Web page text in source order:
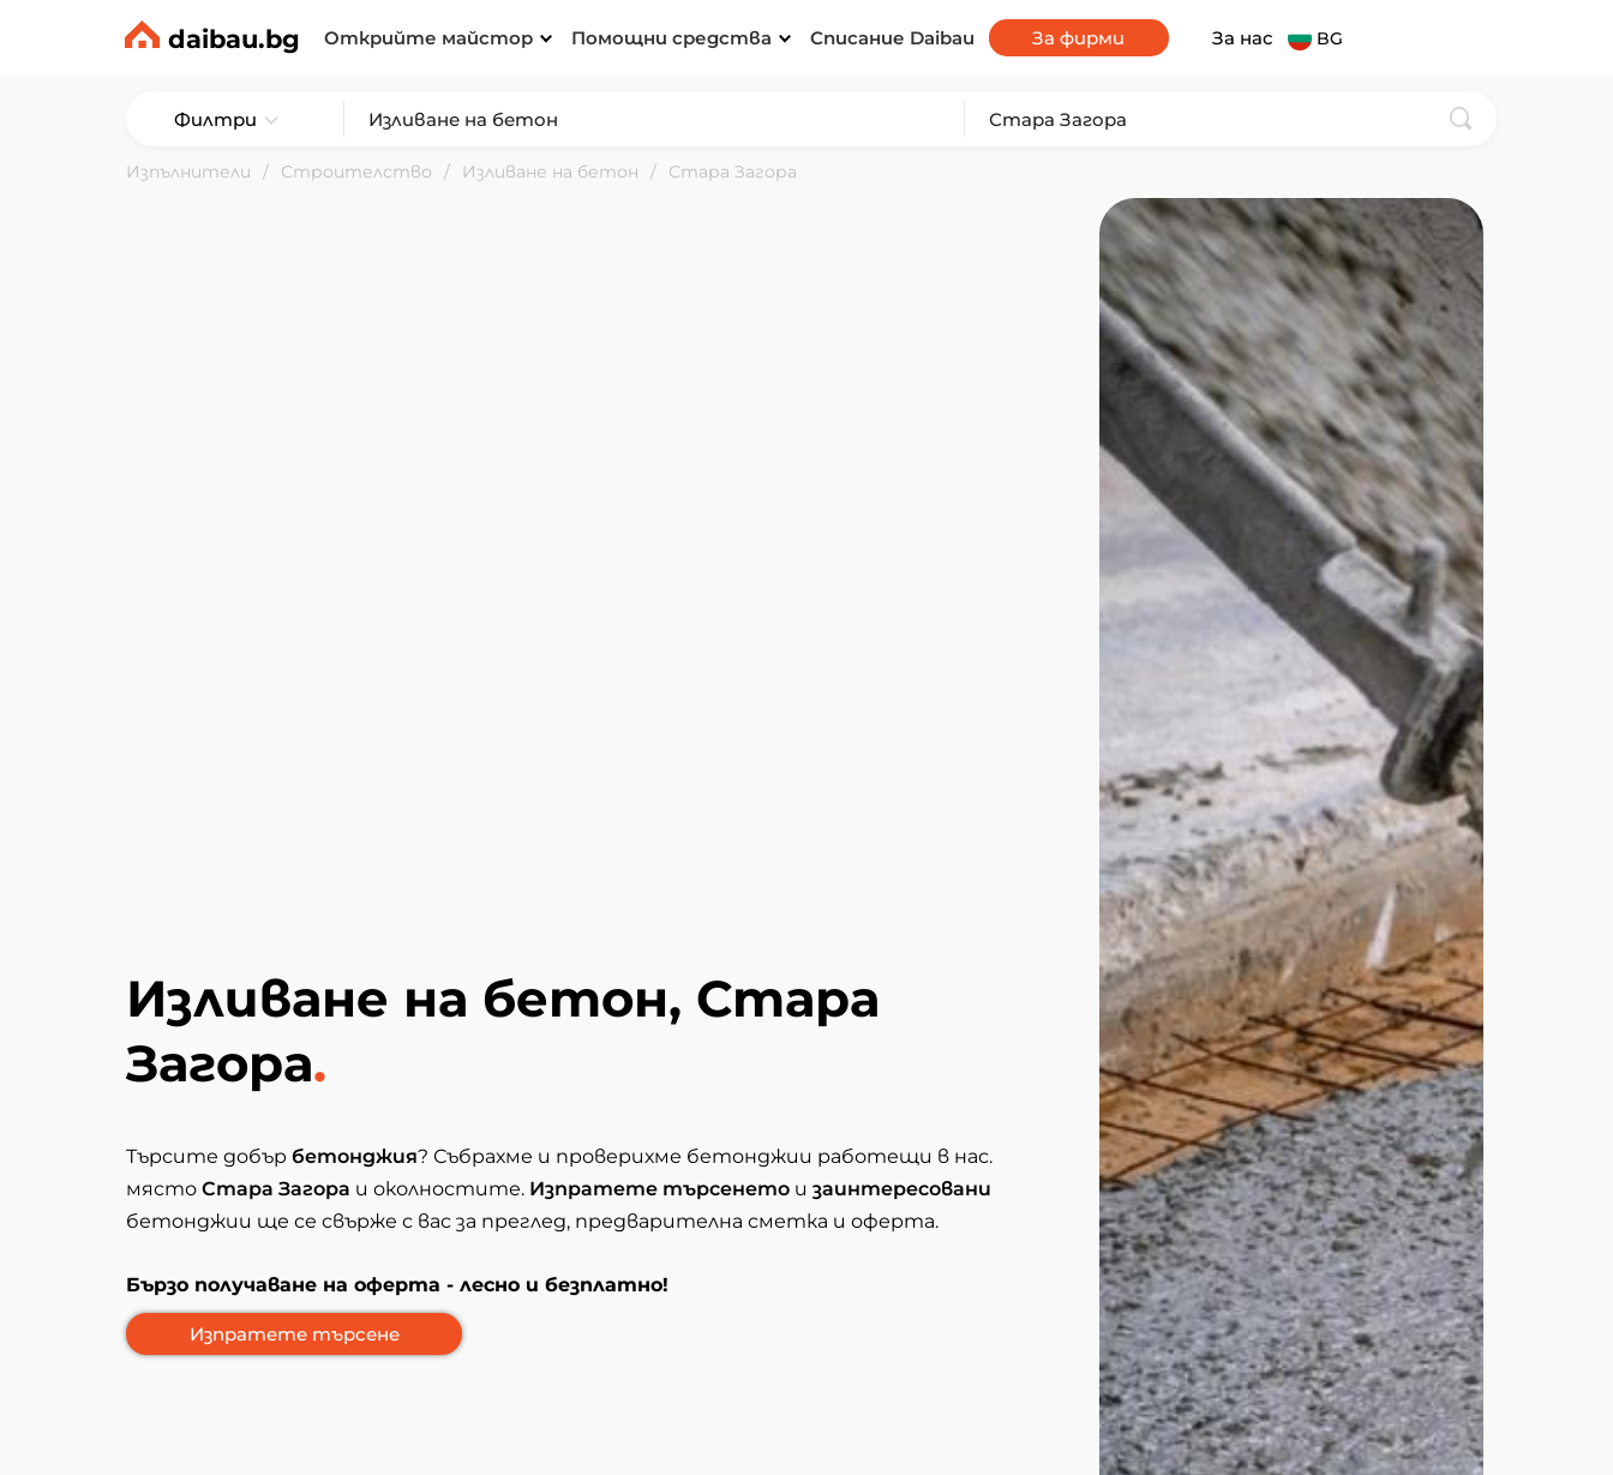
daibau.bg Открийте майстор Помощни средства Списание Daibau За фирми За нас BG
Филтри
Изпълнители Строителство Изливане на бетон Стара Загора
Изливане на бетон, Стара
Загора.
Търсите добърбетонджия? Събрахме и проверихме бетонджии работещи в нас.
мястоСтара Загора и околностите. Изпратете търсенето изаинтересовани
бетонджии ще се свърже с вас за преглед, предварителна сметка и оферта.
Бързо получаване на оферта - лесно и безплатно!